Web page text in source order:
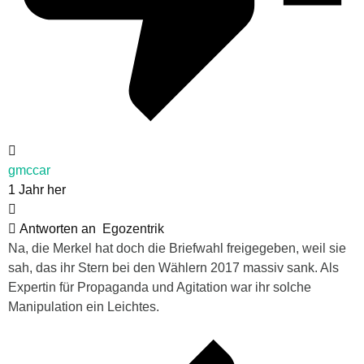
gmccar
1 Jahr her
Antworten an
Egozentrik
Na, die Merkel hat doch die Briefwahl freigegeben, weil sie
sah, das ihr Stern bei den Wählern 2017 massiv sank. Als
Expertin für Propaganda und Agitation war ihr solche
Manipulation ein Leichtes.